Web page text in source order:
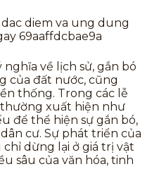
về lịch sử, gắn bó
của đất nước, cũng
thống. Trong các lễ
xuất hiện như
để thể hiện sự gắn bó,
cư. Sự phát triển của
dừng lại ở giá trị vật
sâu của văn hóa, tinh